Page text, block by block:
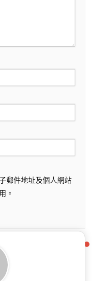
郵件地址及個人網站
。